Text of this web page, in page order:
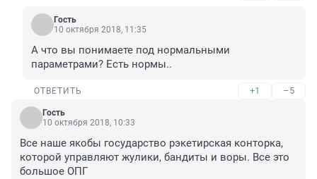
Гость
10 октября 2018, 11:35
А что вы понимаете под нормальными
параметрами? Есть нормы..
ОТВЕТИТЬ +1 –5
Гость
10 октября 2018, 10:33
Все наше якобы государство рэкетирская конторка,
которой управляют жулики, бандиты и воры. Все это
большое ОПГ